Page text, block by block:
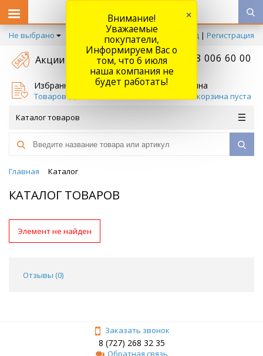
Не выбрано Вход | Регистрация
Акции +7 778 006 60 00
Избранное
Товаров (
Корзина
Ваша корзина пуста
Каталог товаров
Главная Каталог
КАТАЛОГ ТОВАРОВ
Элемент не найден
Отзывы (0)
Заказать звонок
8 (727) 268 32 35
Обратная связь
Внимание!
Уважаемые
покупатели,
Информируем Вас о
том, что 6 июля
наша компания не
будет работать!
×